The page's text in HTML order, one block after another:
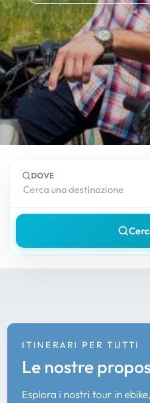
DOVE
ITINERARI PER TUTTI
Le nostre
Esplora i nostri tour in